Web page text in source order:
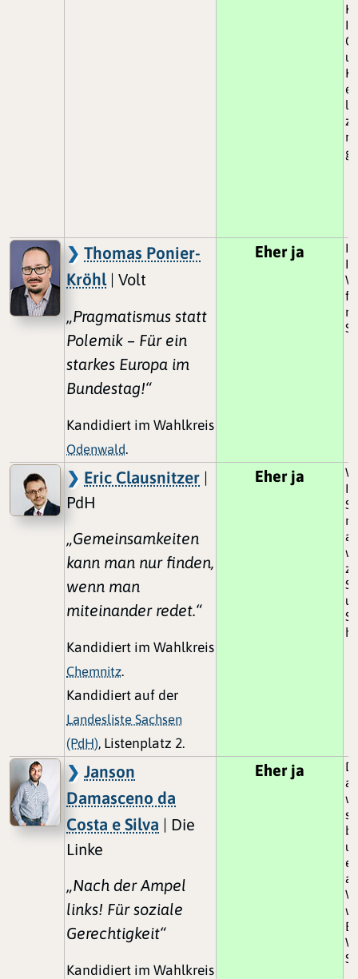
Thomas Ponier-
Kröhl| Volt
„Pragmatismus statt
Polemik – Für ein
starkes Europa im
Bundestag!“
Kandidiert im Wahlkreis
Odenwald.
Eher ja
Eric Clausnitzer |
PdH
„Gemeinsamkeiten
kann man nur finden,
wenn man
miteinander redet.“
Kandidiert im Wahlkreis
Chemnitz.
Kandidiert auf der
Landesliste Sachsen
(PdH), Listenplatz 2.
Eher ja
Janson
Damasceno da
Costa e Silva | Die
Linke
„Nach der Ampel
links! Für soziale
Gerechtigkeit“
Kandidiert im Wahlkreis
Eher ja